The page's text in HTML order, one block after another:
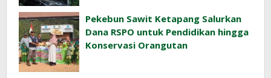
Pekebun Sawit Ketapang Salurkan
Dana RSPO untuk Pendidikan hingga
Konservasi Orangutan